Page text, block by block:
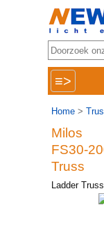
≡>
Home >
Milos
FS30-
Truss
Ladder